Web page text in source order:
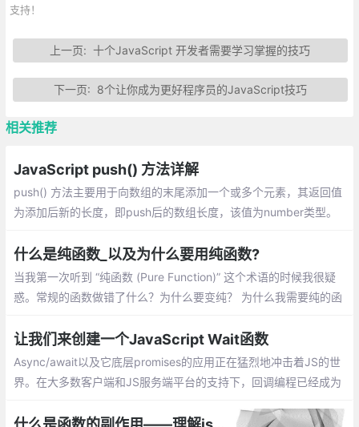
支持！
上一页:十个JavaScript 开发者需要学习掌握的技巧
下一页: 8个让你成为更好程序员的JavaScript技巧
相关推荐
JavaScript push() 方法详解
push() 方法主要用于向数组的末尾添加一个或多个元素，其返回值
为添加后新的长度，即push后的数组长度，该值为number类型。
上、在对象使用push
什么是纯函数_以及为什么要用纯函数?
当我第一次听到 “纯函数 (Pure Function)” 这个术语的时候我很疑
惑。常规的函数做错了什么？为什么要变纯？ 为什么我需要纯的函
让我们来创建一个JavaScript Wait函数
Async/await以及它底层promises的应用正在猛烈地冲击着JS的世
界。在大多数客户端和JS服务端平台的支持下，回调编程已经成为